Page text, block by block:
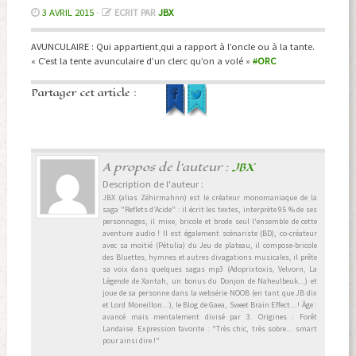
3 AVRIL 2015- ECRIT PAR JBX
AVUNCULAIRE : Qui appartient,qui a rapport à l’oncle ou à la tante.
« C’est la tente avunculaire d’un clerc qu’on a volé » #ORC
Partager cet article :
A propos de l'auteur :JBX
Description de l'auteur :
JBX (alias Zéhirmahnn) est le créateur monomaniaque de la
saga "Reflets d’Acide" : il écrit les textes, interprète 95 % de ses
personnages, il mixe, bricole et brode seul l'ensemble de cette
aventure audio ! Il est également scénariste (BD), co-créateur
avec sa moitié (Pétulia) du Jeu de plateau, il compose-bricole
des Bluettes, hymnes et autres divagations musicales, il prête
sa voix dans quelques sagas mp3 (Adoprixtoxis, Velvorn, La
Légende de Xantah, un bonus du Donjon de Naheulbeuk...) et
joue de sa personne dans la websérie NOOB (en tant que JB dix
et Lord Moneillon...), le Blog de Gaea, Sweet Brain Effect...! Âge :
avancé mais mentalement divisé par 3. Origines : Forêt
Landaise. Expression favorite : "Très chic, très sobre... smart
pour ainsi dire !"